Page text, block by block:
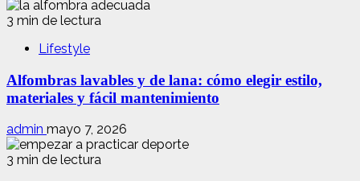
3 min de lectura
Lifestyle
Alfombras lavables y de lana: cómo elegir estilo,
materiales y fácil mantenimiento
admin mayo 7, 2026
3 min de lectura